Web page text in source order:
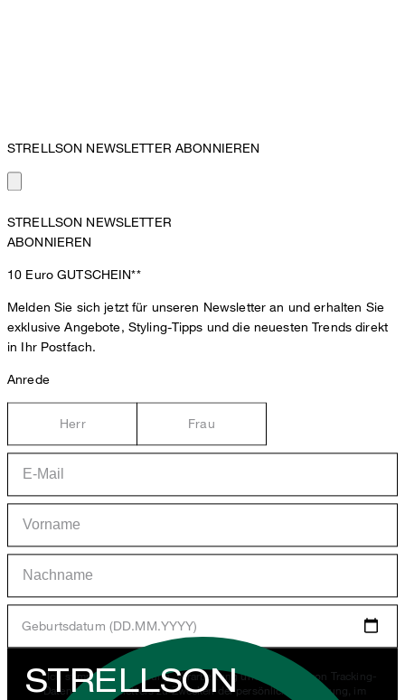
STRELLSON NEWSLETTER ABONNIEREN
STRELLSON NEWSLETTER
ABONNIEREN
10 EuroGUTSCHEIN**
Melden Sie sich jetzt für unseren Newsletter an und erhalten Sie
exklusive Angebote, Styling-Tipps und die neuesten Trends direkt
in Ihr Postfach.
Anrede
Herr Frau
Geburtsdatum (DD.MM.YYYY)
*Ich stimme der Erhebung, Verarbeitung und Nutzung von Tracking-
Daten des Newsletters zu Zwecken der persönlichen Beratung, im
STRELLSON